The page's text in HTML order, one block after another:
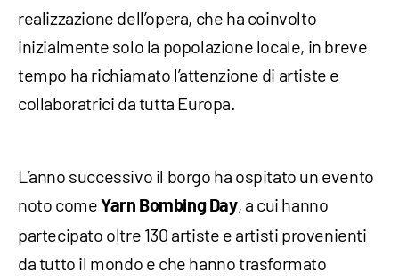
realizzazione dell’opera, che ha coinvolto
inizialmente solo la popolazione locale, in breve
tempo ha richiamato l’attenzione di artiste e
collaboratrici da tutta Europa.
L’anno successivo il borgo ha ospitato un evento
noto come Yarn Bombing Day, a cui hanno
partecipato oltre 130 artiste e artisti provenienti
da tutto il mondo e che hanno trasformato